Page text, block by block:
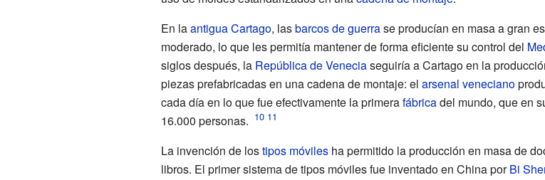
En laantigua Cartago, lasbarcos de guerrase producían en masa a gran
moderado, lo que les permitía mantener de forma eficiente su control del
siglos después, la República de Veneciaseguiría a Cartago en la
piezas prefabricadas en una cadena de montaje: el arsenal veneciano
cada día en lo que fue efectivamente la primerafábricadel mundo, que en
16.000 personas.
La invención de lostipos móvilesha permitido la producción en masa de
libros. El primer sistema de tipos móviles fue inventado en China porBi